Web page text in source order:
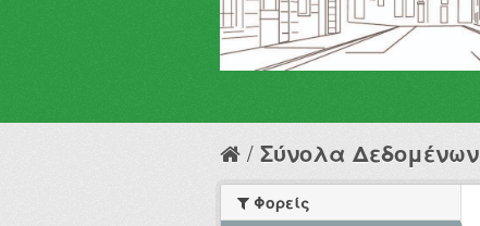
Σύνολα Δεδομένων
Φορείς